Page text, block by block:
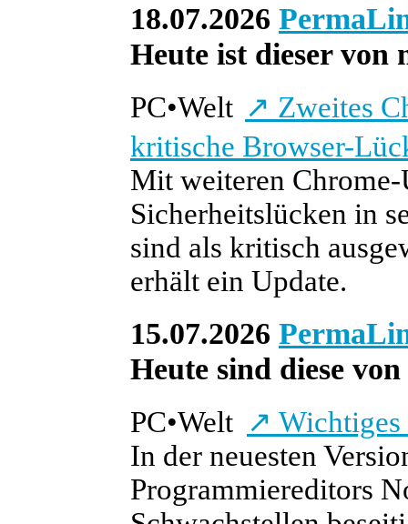
18.07.2026
Heute ist dieser von
PC•Welt ↗ Zweites
kritische Browser-
Mit weiteren
Sicherheitslücken in
sind als kritisch
erhält ein Update.
15.07.2026
Heute sind diese
PC•Welt ↗
In der neuesten
Programmiereditors